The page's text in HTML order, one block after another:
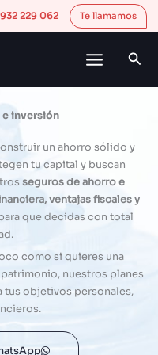
932 229 062 Te llamamos
inversión
un ahorro sólido y
tu capital y buscan
seguros de ahorro e
ventajas fiscales y
que decidas con total
como si quieres una
nuestros planes
tus objetivos personales,